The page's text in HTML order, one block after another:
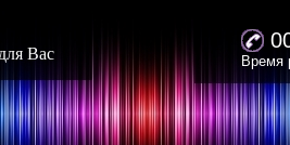
Вас Время